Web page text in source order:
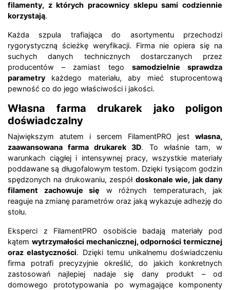
filamenty, z których pracownicy sklepu sami codziennie
korzystają.
Każda szpula trafiająca do asortymentu przechodzi
rygorystyczną ścieżkę weryfikacji. Firma nie opiera się na
suchych danych technicznych dostarczanych przez
producentów – zamiast tego samodzielnie sprawdza
parametry każdego materiału, aby mieć stuprocentową
pewność co do jego właściwości i jakości.
Własna farma drukarek jako poligon
doświadczalny
Największym atutem i sercem FilamentPRO jest własna,
zaawansowana farma drukarek 3D. To właśnie tam, w
warunkach ciągłej i intensywnej pracy, wszystkie materiały
poddawane są długofalowym testom. Dzięki tysiącom godzin
spędzonych na drukowaniu, zespół doskonale wie, jak dany
filament zachowuje się w różnych temperaturach, jak
reaguje na zmianę parametrów oraz jaką wykazuje adhezję do
stołu.
Eksperci z FilamentPRO osobiście badają materiały pod
kątem wytrzymałości mechanicznej, odporności termicznej
oraz elastyczności. Dzięki temu unikalnemu doświadczeniu
firma potrafi precyzyjnie określić, do jakich konkretnych
zastosowań najlepiej nadaje się dany produkt – od
domowego prototypowania po wymagające komponenty